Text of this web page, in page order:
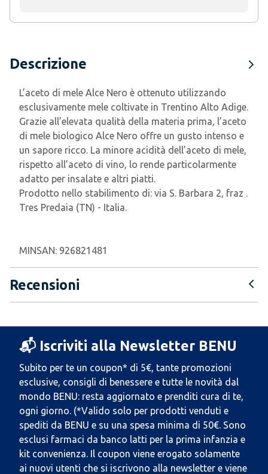
Descrizione
L’aceto di mele Alce Nero è ottenuto utilizzando
esclusivamente mele coltivate in Trentino Alto Adige.
Grazie all’elevata qualità della materia prima, l’aceto
di mele biologico Alce Nero offre un gusto intenso e
un sapore ricco. La minore acidità dell’aceto di mele,
rispetto all’aceto di vino, lo rende particolarmente
adatto per insalate e altri piatti.
Prodotto nello stabilimento di: via S. Barbara 2, fraz .
Tres Predaia (TN) - Italia.
MINSAN: 926821481
Recensioni
📬 Iscriviti alla Newsletter BENU
Subito per te un coupon* di 5€, tante promozioni
esclusive, consigli di benessere e tutte le novità dal
mondo BENU: resta aggiornato e prenditi cura di te,
ogni giorno. (*Valido solo per prodotti venduti e
spediti da BENU e su una spesa minima di 50€. Sono
esclusi farmaci da banco latti per la prima infanzia e
kit convenienza. Il coupon viene erogato solamente
ai nuovi utenti che si iscrivono alla newsletter e viene